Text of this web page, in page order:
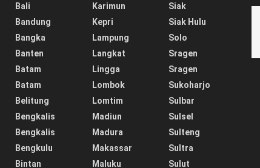
Bali
Bandung
Bangka
Banten
Batam
Batam
Belitung
Bengkalis
Bengkalis
Bengkulu
Bintan
Karimun
Kepri
Lampung
Langkat
Lingga
Lombok
Lomtim
Madiun
Madura
Makassar
Maluku
Siak
Siak Hulu
Solo
Sragen
Sragen
Sukoharjo
Sulbar
Sulsel
Sulteng
Sultra
Sulut